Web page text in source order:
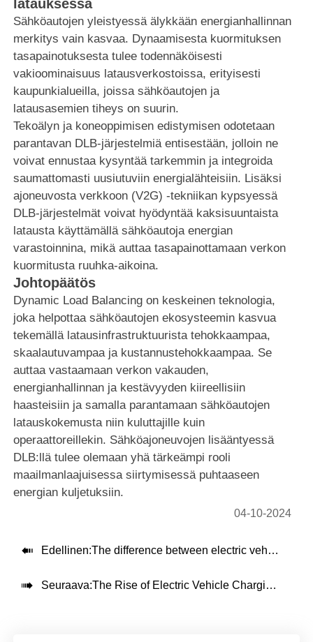
latauksessa
Sähköautojen yleistyessä älykkään energianhallinnan
merkitys vain kasvaa. Dynaamisesta kuormituksen
tasapainotuksesta tulee todennäköisesti
vakioominaisuus latausverkostoissa, erityisesti
kaupunkialueilla, joissa sähköautojen ja
latausasemien tiheys on suurin.
Tekoälyn ja koneoppimisen edistymisen odotetaan
parantavan DLB-järjestelmiä entisestään, jolloin ne
voivat ennustaa kysyntää tarkemmin ja integroida
saumattomasti uusiutuviin energialähteisiin. Lisäksi
ajoneuvosta verkkoon (V2G) -tekniikan kypsyessä
DLB-järjestelmät voivat hyödyntää kaksisuuntaista
latausta käyttämällä sähköautoja energian
varastoinnina, mikä auttaa tasapainottamaan verkon
kuormitusta ruuhka-aikoina.
Johtopäätös
Dynamic Load Balancing on keskeinen teknologia,
joka helpottaa sähköautojen ekosysteemin kasvua
tekemällä latausinfrastruktuurista tehokkaampaa,
skaalautuvampaa ja kustannustehokkaampaa. Se
auttaa vastaamaan verkon vakauden,
energianhallinnan ja kestävyyden kiireellisiin
haasteisiin ja samalla parantamaan sähköautojen
latauskokemusta niin kuluttajille kuin
operaattoreillekin. Sähköajoneuvojen lisääntyessä
DLB:llä tulee olemaan yhä tärkeämpi rooli
maailmanlaajuisessa siirtymisessä puhtaaseen
energian kuljetuksiin.
04-10-2024
 Edellinen:The difference between electric vehicle charging sockets
 Seuraava:The Rise of Electric Vehicle Charging Stations: A Key to Sustainable Transportation